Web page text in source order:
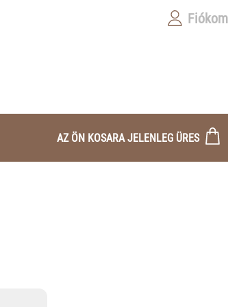
Fiókom
AZ ÖN KOSARA JELENLEG ÜRES